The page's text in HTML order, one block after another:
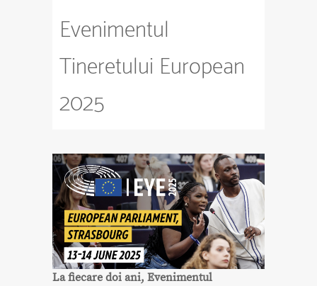
Evenimentul
Tineretului European
2025
La fiecare doi ani, Evenimentul